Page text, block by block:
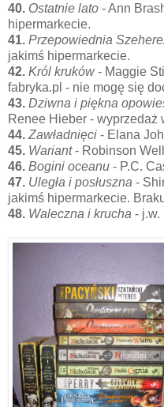
40. Ostatnie lato - Ann
hipermarkecie.
41. Przepowiednia
jakimś hipermarkecie.
42. Król kruków- Maggie
fabryka.pl - nie mogę się
43. Dziwna i piękna
Renee Hieber - wyprzedaż
44. Zawładnięci - Elana
45. Wariant- Robinson
46. Bogini oceanu - P.C.
47. Uległa i posłuszna -
jakimś hipermarkecie.
48. Waleczna i krucha - j.w.